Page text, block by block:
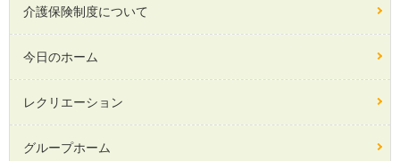
介護保険制度について
今日のホーム
レクリエーション
グループホーム